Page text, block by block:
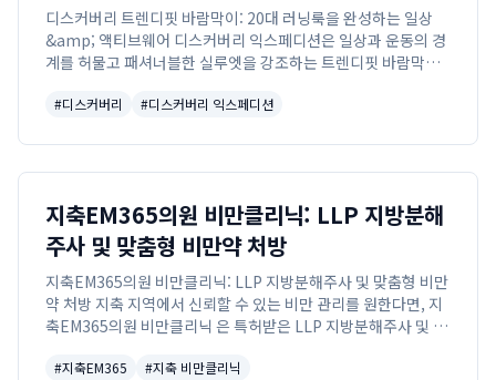
디스커버리 트렌디핏 바람막이: 20대 러닝룩을 완성하는 일상
&amp; 액티브웨어 디스커버리 익스페디션은 일상과 운동의 경
계를 허물고 패셔너블한 실루엣을 강조하는 트렌디핏 바람막이
스타일을 제안합니다.
#디스커버리 #디스커버리 익스페디션
지축EM365의원 비만클리닉: LLP 지방분해
주사 및 맞춤형 비만약 처방
지축EM365의원 비만클리닉: LLP 지방분해주사 및 맞춤형 비만
약 처방 지축 지역에서 신뢰할 수 있는 비만 관리를 원한다면, 지
축EM365의원 비만클리닉 은 특허받은 LLP 지방분해주사 및 개
다.
#지축EM365 #지축 비만클리닉